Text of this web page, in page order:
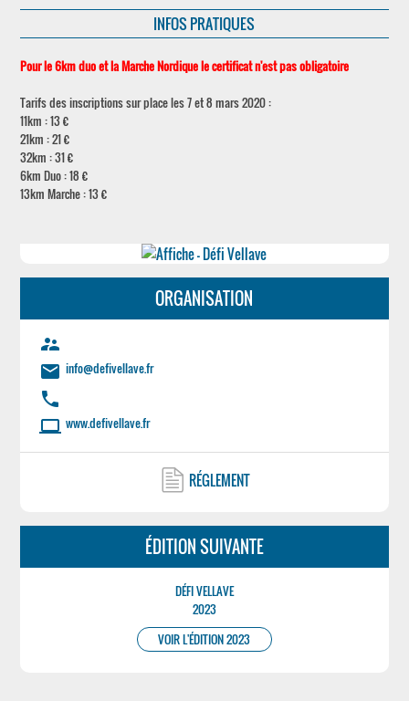
INFOS PRATIQUES
Pour le 6km duo et la Marche Nordique le certificat n'est pas obligatoire
Tarifs des inscriptions sur place les 7 et 8 mars 2020 :
11km : 13 €
21km : 21 €
32km : 31 €
6km Duo : 18 €
13km Marche : 13 €
ORGANISATION
supervisor_account
email info@defivellave.fr
phone
laptop www.defivellave.fr
RÉGLEMENT
ÉDITION SUIVANTE
DÉFI VELLAVE
2023
VOIR L'ÉDITION 2023